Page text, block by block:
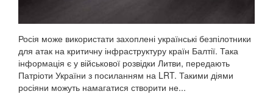
Росія може використати захоплені українські безпілотники
для атак на критичну інфраструктуру країн Балтії. Така
інформація є у військової розвідки Литви, передають
Патріоти України з посиланням на LRT. Такими діями
росіяни можуть намагатися створити не...